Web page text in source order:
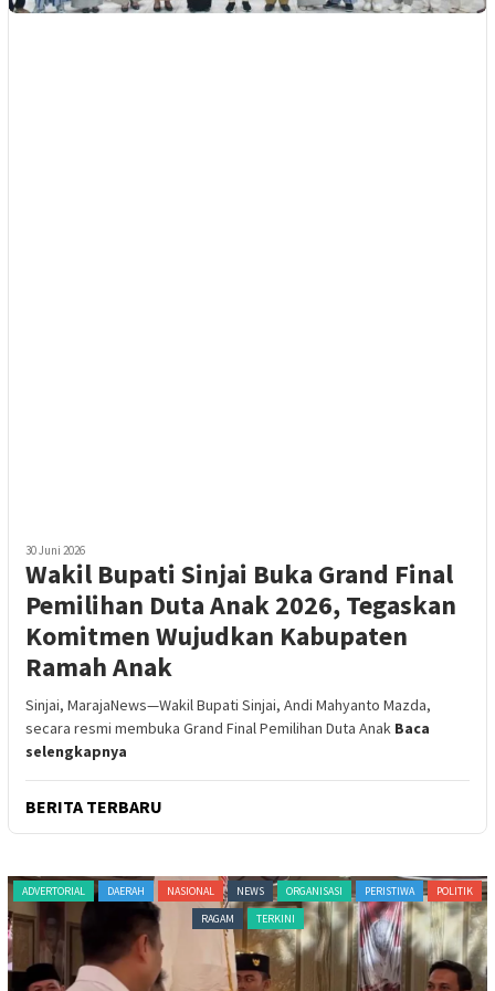
30 Juni 2026
Wakil Bupati Sinjai Buka Grand Final
Pemilihan Duta Anak 2026, Tegaskan
Komitmen Wujudkan Kabupaten
Ramah Anak
Sinjai, MarajaNews—Wakil Bupati Sinjai, Andi Mahyanto Mazda,
secara resmi membuka Grand Final Pemilihan Duta Anak Baca
selengkapnya
BERITA TERBARU
ADVERTORIAL DAERAH NASIONAL NEWS ORGANISASI PERISTIWA
POLITIK
RAGAM
TERKINI